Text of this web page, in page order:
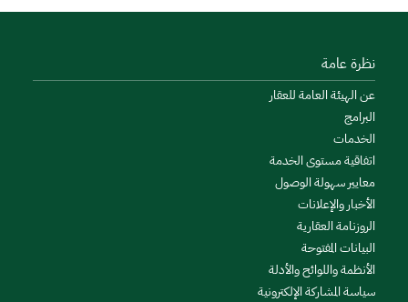
نظرة عامة
عن الهيئة العامة للعقار
البرامج
الخدمات
اتفاقية مستوى الخدمة
معايير سهولة الوصول
الأخبار والإعلانات
الروزنامة العقارية
البيانات المفتوحة
الأنظمة واللوائح والأدلة
سياسة المشاركة الإلكترونية